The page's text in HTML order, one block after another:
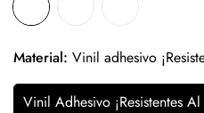
Material: Vinil adhesivo
Vinil Adhesivo ¡Resistentes